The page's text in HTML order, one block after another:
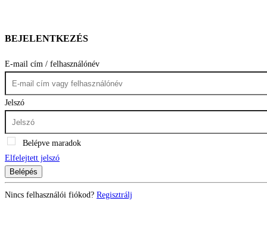
BEJELENTKEZÉS
E-mail cím / felhasználónév
Jelszó
Belépve maradok
Elfelejtett jelszó
Belépés
Nincs felhasználói fiókod? Regisztrálj